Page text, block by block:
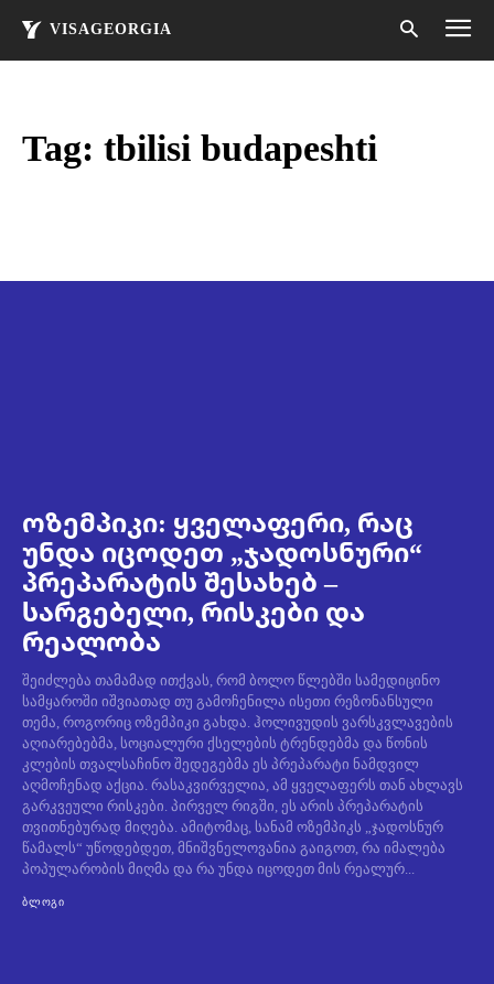
VISAGEORGIA
Tag: tbilisi budapeshti
ოზემპიკი: ყველაფერი, რაც
უნდა იცოდეთ „ჯადოსნური“
პრეპარატის შესახებ –
სარგებელი, რისკები და
რეალობა
შეიძლება თამამად ითქვას, რომ ბოლო წლებში სამედიცინო
სამყაროში იშვიათად თუ გამოჩენილა ისეთი რეზონანსული
თემა, როგორიც ოზემპიკი გახდა. ჰოლივუდის ვარსკვლავების
აღიარებებმა, სოციალური ქსელების ტრენდებმა და წონის
კლების თვალსაჩინო შედეგებმა ეს პრეპარატი ნამდვილ
აღმოჩენად აქცია. რასაკვირველია, ამ ყველაფერს თან ახლავს
გარკვეული რისკები. პირველ რიგში, ეს არის პრეპარატის
თვითნებურად მიღება. ამიტომაც, სანამ ოზემპიკს „ჯადოსნურ
წამალს“ უწოდებდეთ, მნიშვნელოვანია გაიგოთ, რა იმალება
პოპულარობის მიღმა და რა უნდა იცოდეთ მის რეალურ...
ᲑᲚᲝᲒᲘ